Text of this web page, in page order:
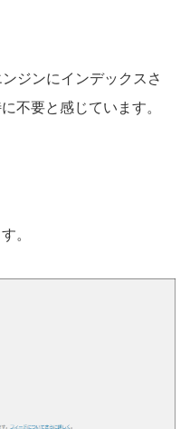
ジンにインデックスさ
不要と感じています。
。